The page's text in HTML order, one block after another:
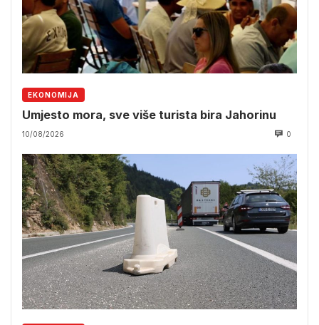
EKONOMIJA
Umjesto mora, sve više turista bira Jahorinu
10/08/2026 0